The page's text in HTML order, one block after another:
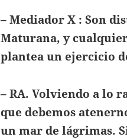
– Mediador X : Son
Maturana, y
plantea un ejercicio
– RA. Volviendo a lo
que debemos
un mar de lágrimas.